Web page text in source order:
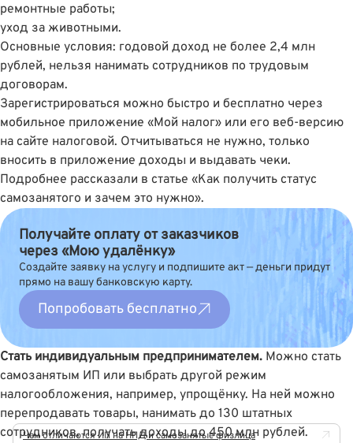
ремонтные работы;
уход за животными.
Основные условия: годовой доход не более 2,4 млн
рублей, нельзя нанимать сотрудников по трудовым
договорам.
Зарегистрироваться можно быстро и бесплатно через
мобильное приложение «Мой налог» или его веб-версию
на сайте налоговой. Отчитываться не нужно, только
вносить в приложение доходы и выдавать чеки.
Подробнее рассказали в статье «Как получить статус
самозанятого и зачем это нужно».
Получайте оплату от заказчиков
через «Мою удалёнку»
Создайте заявку на услугу и подпишите акт — деньги придут
прямо на вашу банковскую карту.
Попробовать бесплатно
Стать индивидуальным предпринимателем. Можно стать
самозанятым ИП или выбрать другой режим
налогообложения, например, упрощёнку. На ней можно
перепродавать товары, нанимать до 130 штатных
сотрудников, получать доходы до 450 млн рублей.
Чем отличаются ИП на НПД и самозанятые физлица